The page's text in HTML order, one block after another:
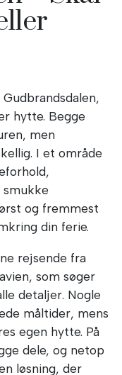
hytte. Begge
men
I et område
smukke
og fremmest
din ferie.
rejsende fra
som søger
detaljer. Nogle
måltider, mens
egen hytte. På
dele, og netop
løsning, der